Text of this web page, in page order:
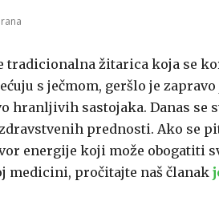
tradicionalna žitarica koja se
s ječmom, geršlo je
hranljivih sastojaka. Danas se
prednosti. Ako se
energije koji može obogatiti
medicini, pročitajte naš članak